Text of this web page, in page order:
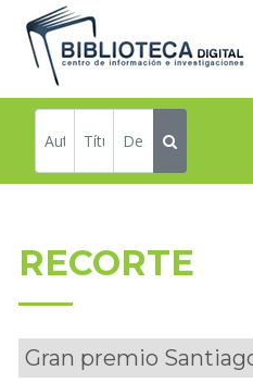
RECORTE
Gran premio